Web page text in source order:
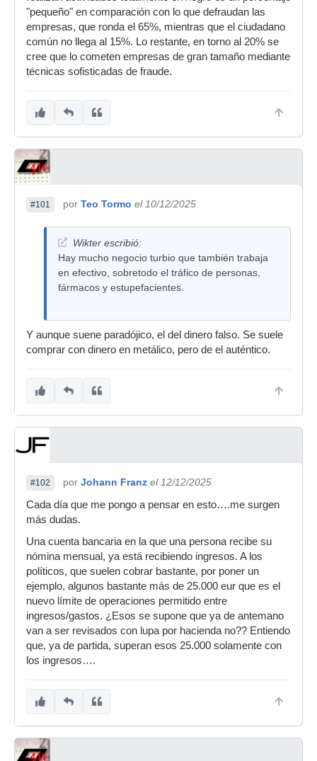
"pequeño" en comparación con lo que defraudan las
empresas, que ronda el 65%, mientras que el ciudadano
común no llega al 15%. Lo restante, en torno al 20% se
cree que lo cometen empresas de gran tamaño mediante
técnicas sofisticadas de fraude.
#101 por Teo Tormo el 10/12/2025
Wikter escribió:
Hay mucho negocio turbio que también trabaja
en efectivo, sobretodo el tráfico de personas,
fármacos y estupefacientes.
Y aunque suene paradójico, el del dinero falso. Se suele
comprar con dinero en metálico, pero de el auténtico.
#102 por Johann Franz el 12/12/2025
Cada día que me pongo a pensar en esto….me surgen
más dudas.
Una cuenta bancaria en la que una persona recibe su
nómina mensual, ya está recibiendo ingresos. A los
políticos, que suelen cobrar bastante, por poner un
ejemplo, algunos bastante más de 25.000 eur que es el
nuevo límite de operaciones permitido entre
ingresos/gastos. ¿Esos se supone que ya de antemano
van a ser revisados con lupa por hacienda no?? Entiendo
que, ya de partida, superan esos 25.000 solamente con
los ingresos….